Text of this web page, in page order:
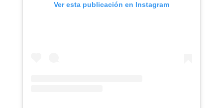
Ver esta publicación en Instagram